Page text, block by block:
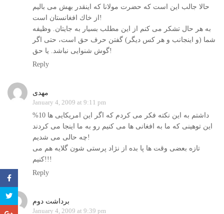
حالا جالب این است كه حضرت مولانا كه اینقدر بهش می بالیم
از خاك افغانستان است!
به هر حال تشكر می كنم از این مطلب بسیار به جایتان. وظیفه
شما (و اینجانب و هر كس دیگر) گفتن حرف حق است، حتی اگر
گوش شنوایی نباشد. یا حق!
Reply
مهدی
January 4, 2009 at 9:11 pm
داشتم به این نکته فکر می کردم که اگر این امریکایی ها 10%
این توهینی که ما به افغانی ها می کنیم رو به ما اینجا می کردند
چه حالی می شدیم!
تازه بعضی وقت ها پا بده از نژاد پرستی شون گلایه هم می
کنیم!!!
Reply
برداشت دوم
January 4, 2009 at 9:39 pm